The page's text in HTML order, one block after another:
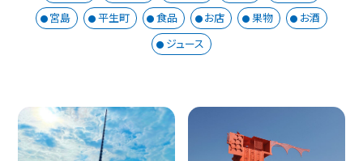
宮島
平生町 食品 お店 果物
お酒
ジュース